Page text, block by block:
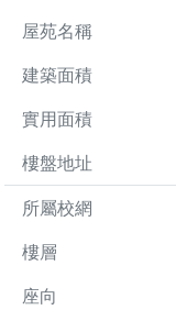
屋苑名稱
建築面積
實用面積
樓盤地址
所屬校網
樓層
座向